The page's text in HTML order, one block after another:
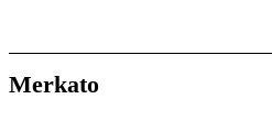
Merkato